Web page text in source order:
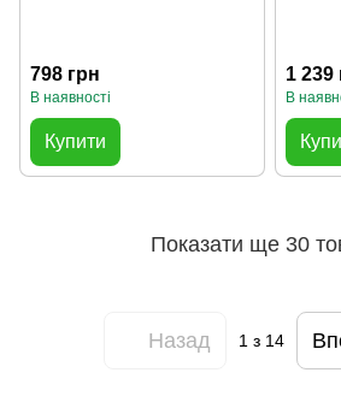
798 грн
В наявності
Купити
1 239
В
Показати ще 30
Назад 1з 14